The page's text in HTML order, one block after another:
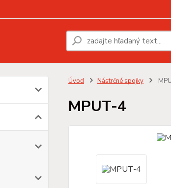
Úvod Nástrčné spojky
MPUT-4